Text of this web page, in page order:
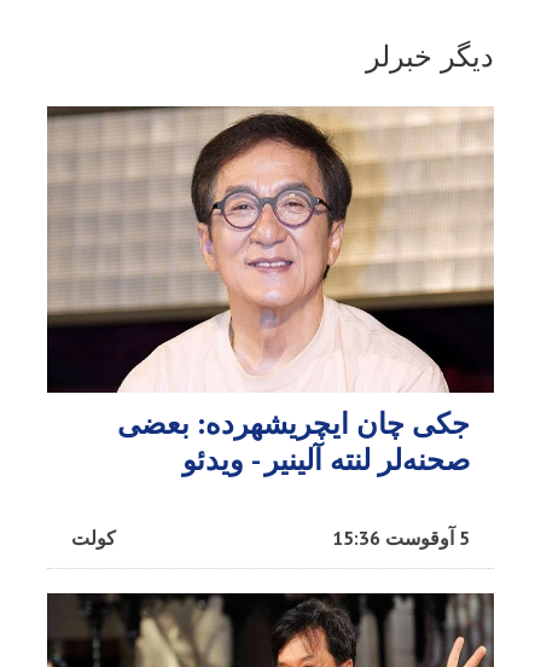
دیگر خبرلر
جکی چان ایچریشهرده: بعضی
صحنه‌لر لنته آلینیر - ویدئو
کولت 5 آوقوست 15:36